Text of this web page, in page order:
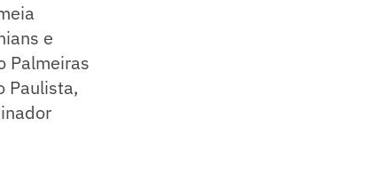
e
Palmeiras
Paulista,